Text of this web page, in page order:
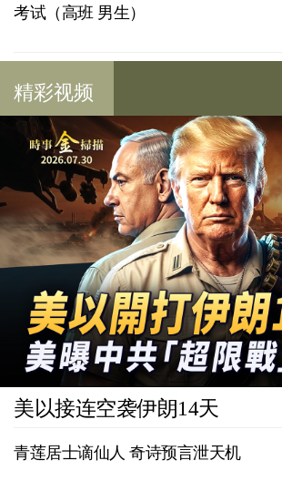
考试（高班 男生）
精彩视频
美以接连空袭伊朗14天
青莲居士谪仙人 奇诗预言泄天机